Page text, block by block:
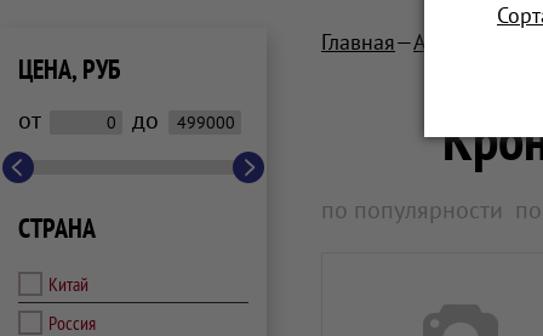
ЦЕНА, РУБ
от до
СТРАНА
Китай
Россия
Главная Аксессуары
по популярности